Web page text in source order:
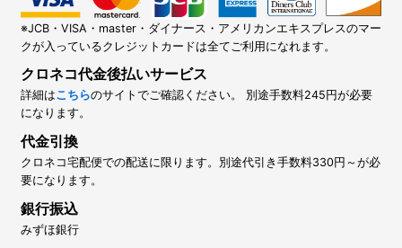
※JCB・VISA・master・ダイナース・アメリカンエキスプレスのマー
クが入っているクレジットカードは全てご利用になれます。
クロネコ代金後払いサービス
詳細はこちらのサイトでご確認ください。 別途手数料245円が必要
になります。
代金引換
クロネコ宅配便での配送に限ります。別途代引き手数料330円～が必
要になります。
銀行振込
みずほ銀行